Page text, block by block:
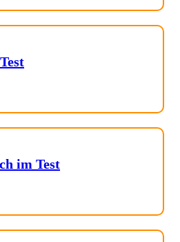
im Test